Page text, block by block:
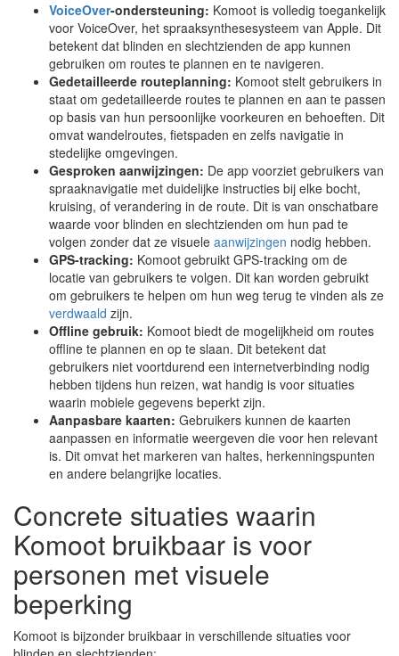
VoiceOver-ondersteuning: Komoot is volledig toegankelijk
voor VoiceOver, het spraaksynthesesysteem van Apple. Dit
betekent dat blinden en slechtzienden de app kunnen
gebruiken om routes te plannen en te navigeren.
Gedetailleerde routeplanning: Komoot stelt gebruikers in
staat om gedetailleerde routes te plannen en aan te passen
op basis van hun persoonlijke voorkeuren en behoeften. Dit
omvat wandelroutes, fietspaden en zelfs navigatie in
stedelijke omgevingen.
Gesproken aanwijzingen: De app voorziet gebruikers van
spraaknavigatie met duidelijke instructies bij elke bocht,
kruising, of verandering in de route. Dit is van onschatbare
waarde voor blinden en slechtzienden om hun pad te
volgen zonder dat ze visuele aanwijzingen nodig hebben.
GPS-tracking: Komoot gebruikt GPS-tracking om de
locatie van gebruikers te volgen. Dit kan worden gebruikt
om gebruikers te helpen om hun weg terug te vinden als ze
verdwaald zijn.
Offline gebruik: Komoot biedt de mogelijkheid om routes
offline te plannen en op te slaan. Dit betekent dat
gebruikers niet voortdurend een internetverbinding nodig
hebben tijdens hun reizen, wat handig is voor situaties
waarin mobiele gegevens beperkt zijn.
Aanpasbare kaarten: Gebruikers kunnen de kaarten
aanpassen en informatie weergeven die voor hen relevant
is. Dit omvat het markeren van haltes, herkenningspunten
en andere belangrijke locaties.
Concrete situaties waarin
Komoot bruikbaar is voor
personen met visuele
beperking
Komoot is bijzonder bruikbaar in verschillende situaties voor